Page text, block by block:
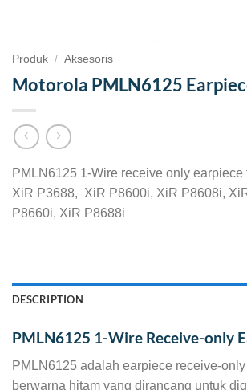
Produk / Aksesoris
Motorola PMLN6125
PMLN6125 1-Wire receive only earpiece
XiR P3688, XiR P8600i, XiR P8608i,
P8660i, XiR P8688i
DESCRIPTION
PMLN6125 1-Wire Receive-only
PMLN6125 adalah earpiece receive-only
berwarna hitam yang dirancang untuk